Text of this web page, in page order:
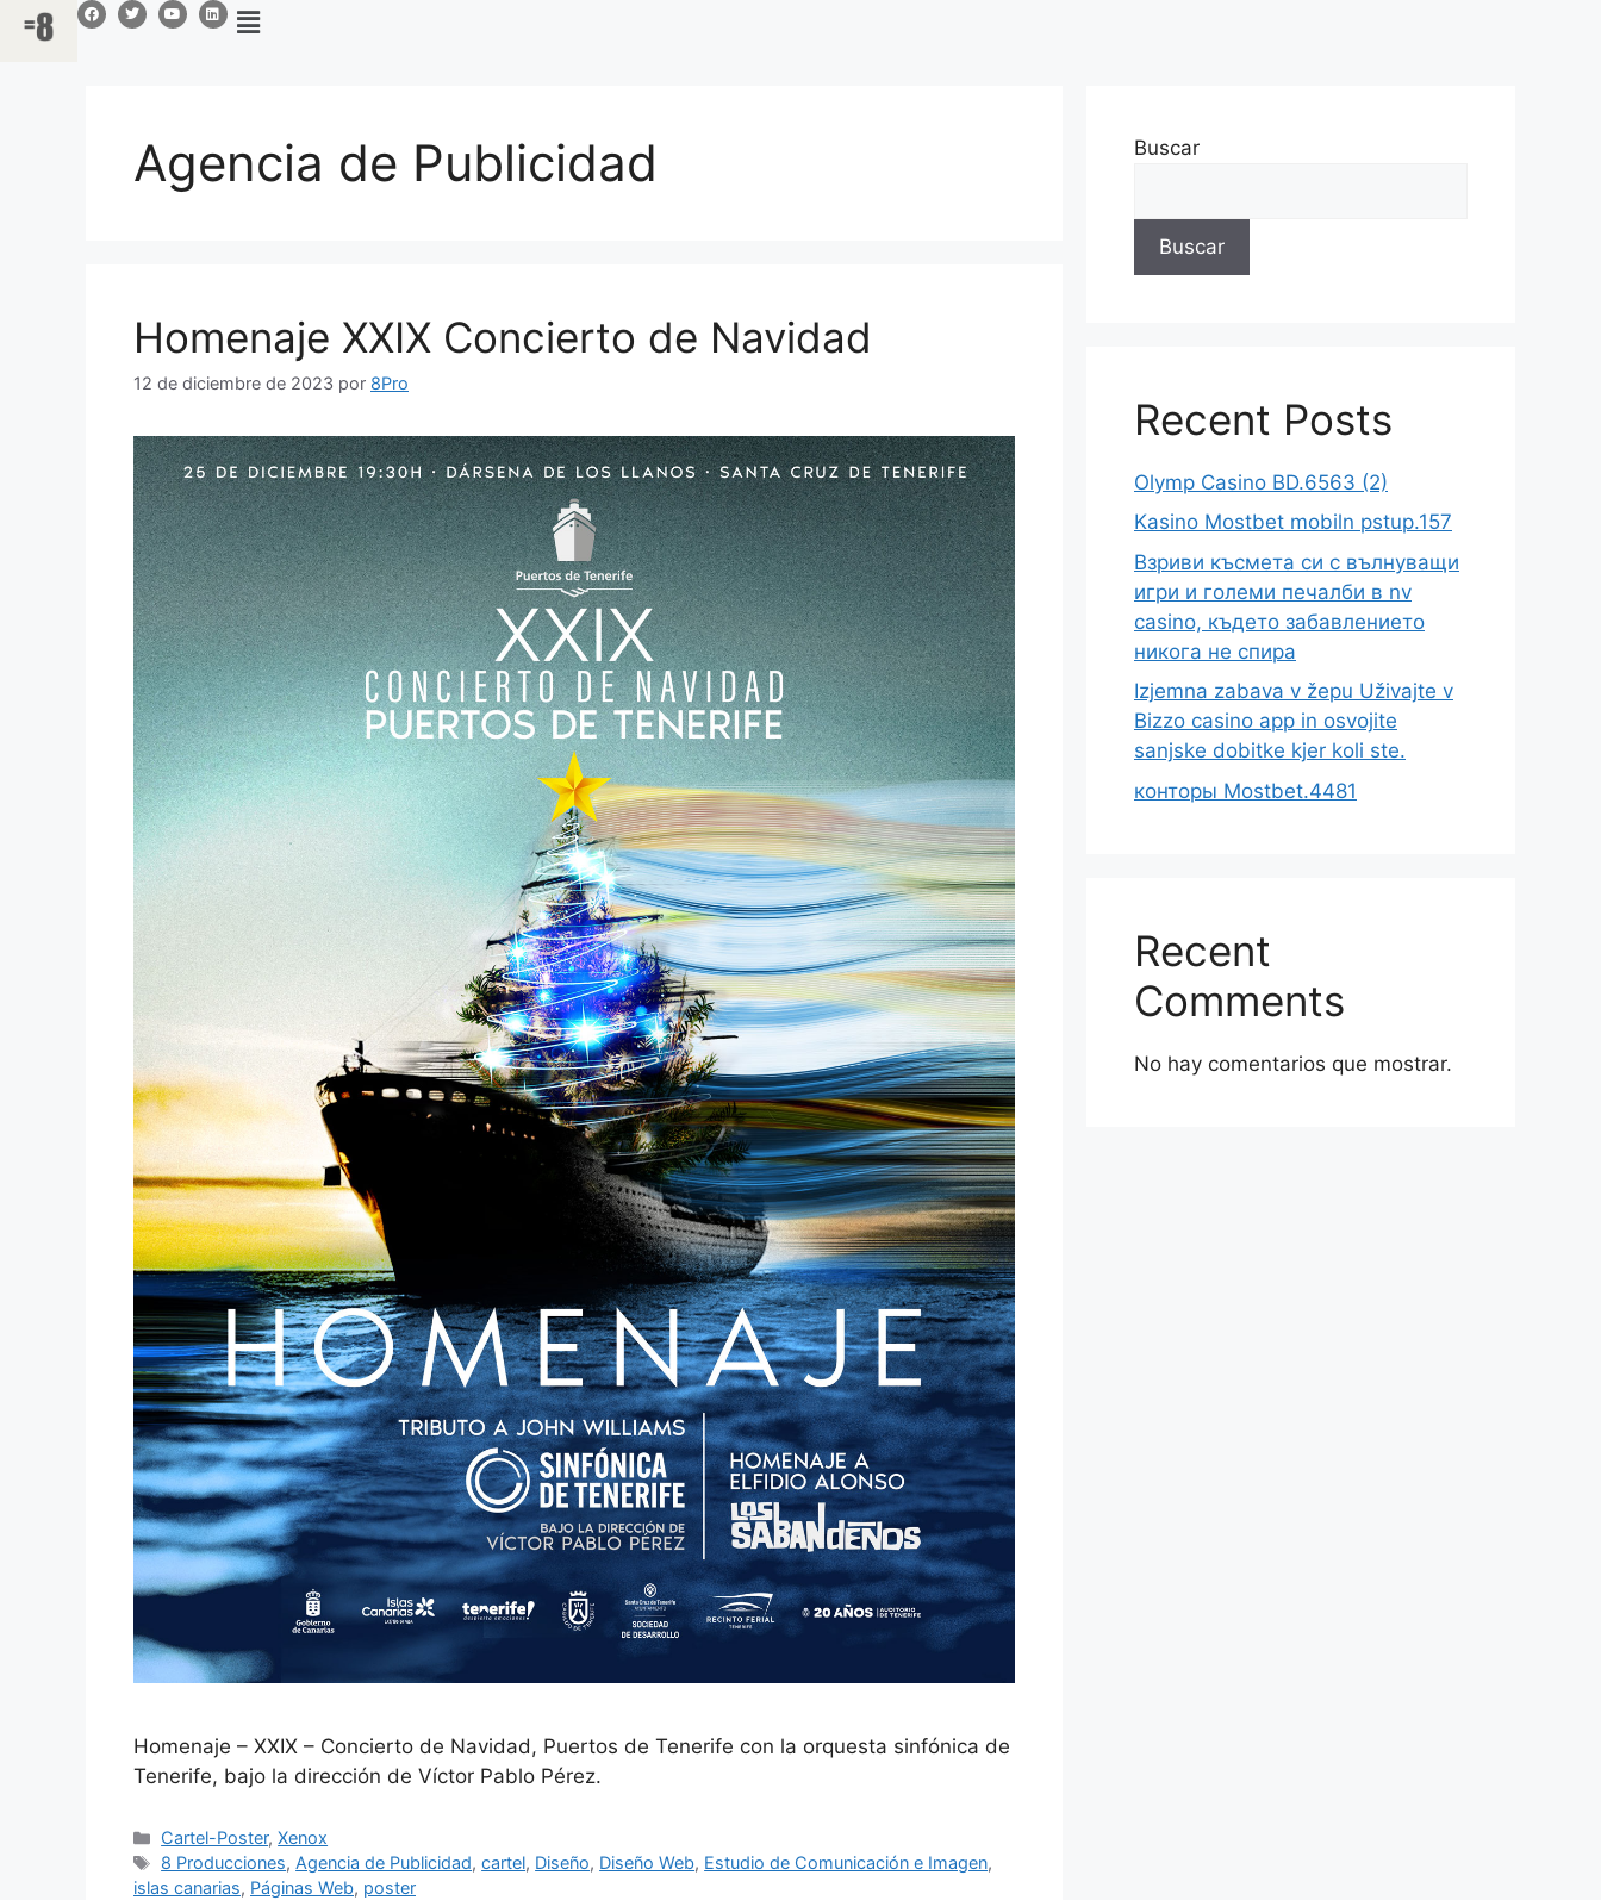
Agencia de Publicidad
Homenaje XXIX Concierto de Navidad
12 de diciembre de 2023 por 8Pro
Homenaje – XXIX – Concierto de Navidad, Puertos de Tenerife con la orquesta sinfónica de
Tenerife, bajo la dirección de Víctor Pablo Pérez.
Cartel-Poster,Xenox
8 Producciones,Agencia de Publicidad,cartel, Diseño, Diseño Web, Estudio de Comunicación e Imagen,
islas canarias, Páginas Web, poster
Buscar
Buscar
Recent Posts
Olymp Casino BD.6563 (2)
Kasino Mostbet mobiln pstup.157
Взриви късмета си с вълнуващи
игри и големи печалби в nv
casino, където забавлението
никога не спира
Izjemna zabava v žepu Uživajte v
Bizzo casino app in osvojite
sanjske dobitke kjer koli ste.
конторы Mostbet.4481
Recent
Comments
No hay comentarios que mostrar.